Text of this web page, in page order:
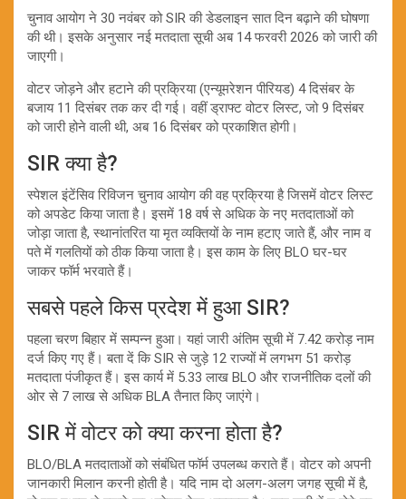
चुनाव आयोग ने 30 नवंबर को SIR की डेडलाइन सात दिन बढ़ाने की घोषणा
की थी। इसके अनुसार नई मतदाता सूची अब 14 फरवरी 2026 को जारी की
जाएगी।
वोटर जोड़ने और हटाने की प्रक्रिया (एन्यूमरेशन पीरियड) 4 दिसंबर के
बजाय 11 दिसंबर तक कर दी गई। वहीं ड्राफ्ट वोटर लिस्ट, जो 9 दिसंबर
को जारी होने वाली थी, अब 16 दिसंबर को प्रकाशित होगी।
SIR क्या है?
स्पेशल इंटेंसिव रिविजन चुनाव आयोग की वह प्रक्रिया है जिसमें वोटर लिस्ट
को अपडेट किया जाता है। इसमें 18 वर्ष से अधिक के नए मतदाताओं को
जोड़ा जाता है, स्थानांतरित या मृत व्यक्तियों के नाम हटाए जाते हैं, और नाम व
पते में गलतियों को ठीक किया जाता है। इस काम के लिए BLO घर-घर
जाकर फॉर्म भरवाते हैं।
सबसे पहले किस प्रदेश में हुआ SIR?
पहला चरण बिहार में सम्पन्न हुआ। यहां जारी अंतिम सूची में 7.42 करोड़ नाम
दर्ज किए गए हैं। बता दें कि SIR से जुड़े 12 राज्यों में लगभग 51 करोड़
मतदाता पंजीकृत हैं। इस कार्य में 5.33 लाख BLO और राजनीतिक दलों की
ओर से 7 लाख से अधिक BLA तैनात किए जाएंगे।
SIR में वोटर को क्या करना होता है?
BLO/BLA मतदाताओं को संबंधित फॉर्म उपलब्ध कराते हैं। वोटर को अपनी
जानकारी मिलान करनी होती है। यदि नाम दो अलग-अलग जगह सूची में है,